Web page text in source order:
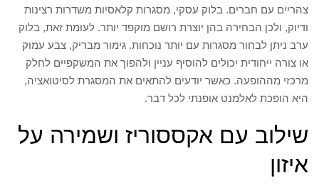
צהריים עם חברים. בלוק עסקי, מסגרות קלאסיות משדרות רצינות
ודיוק, ולכן הבחירה בהן יוצרת רושם מוקפד יותר. לעומת זאת, בלוק
ערב ניתן לבחור מסגרות עם יותר נוכחות. גימור מבריק, צבע עמוק
או צורה ייחודית יכולים להוסיף עניין ולהפוך את המשקפיים לחלק
מרכזי מההופעה. כאשר יודעים להתאים את המסגרת לסיטואציה,
היא הופכת לאלמנט אופנתי לכל דבר.
שילוב עם אקססוריז ושמירה על
איזון